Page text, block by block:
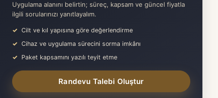
Uygulama alanını belirtin; süreç, kapsam ve güncel fiyatla
ilgili sorularınızı yanıtlayalım.
Cilt ve kıl yapısına göre değerlendirme
Cihaz ve uygulama sürecini sorma imkânı
Paket kapsamını yazılı teyit etme
Randevu Talebi Oluştur